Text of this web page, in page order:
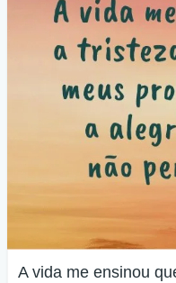
A vida me ensinou